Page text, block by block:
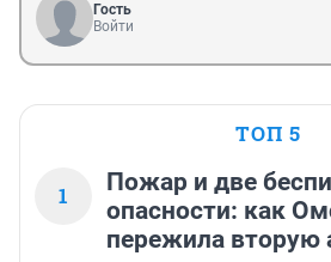
Гость
Войти
ТОП 5
1
Пожар и две
опасности: как
пережила вторую